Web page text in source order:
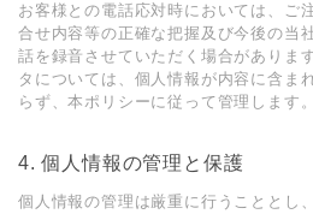
お客様との電話応対時においては、ご
合せ内容等の正確な把握及び今後の当
話を録⾳させていただく場合がありま
タについては、個⼈情報が内容に含ま
らず、本ポリシーに従って管理します。
4. 個⼈情報の管理と保護
個⼈情報の管理は厳重に⾏うこととし